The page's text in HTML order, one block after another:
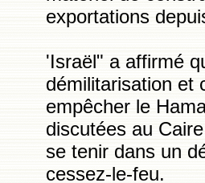
exportations
'Israël" a affirmé
démilitarisation et
empêcher le
discutées au
se tenir dans un
cessez-le-feu.